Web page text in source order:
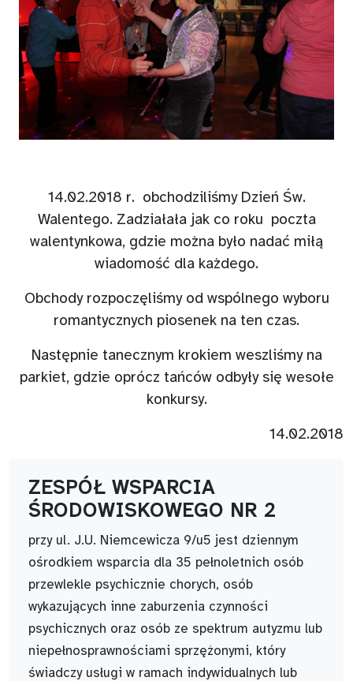
14.02.2018 r. obchodziliśmy Dzień Św.
Walentego. Zadziałała jak co roku poczta
walentynkowa, gdzie można było nadać miłą
wiadomość dla każdego.
Obchody rozpoczęliśmy od wspólnego wyboru
romantycznych piosenek na ten czas.
Następnie tanecznym krokiem weszliśmy na
parkiet, gdzie oprócz tańców odbyły się wesołe
konkursy.
14.02.2018
ZESPÓŁ WSPARCIA
ŚRODOWISKOWEGO NR 2
przy ul. J.U. Niemcewicza 9/u5 jest dziennym
ośrodkiem wsparcia dla 35 pełnoletnich osób
przewlekle psychicznie chorych, osób
wykazujących inne zaburzenia czynności
psychicznych oraz osób ze spektrum autyzmu lub
niepełnosprawnościami sprzężonymi, który
świadczy usługi w ramach indywidualnych lub